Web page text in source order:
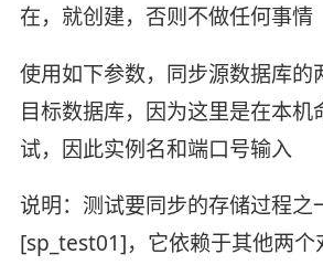
在，就创建，否则不做任何事情
使用如下参数，同步源数据库的
目标数据库，因为这里是在本机
试，因此实例名和端口号输入
说明：测试要同步的存储过程
[sp_test01]，它依赖于其他两个